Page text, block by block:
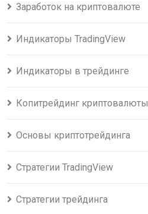
Заработок на криптовалюте
Индикаторы TradingView
Индикаторы в трейдинге
Копитрейдинг криптовалюты
Основы криптотрейдинга
Стратегии TradingView
Стратегии трейдинга